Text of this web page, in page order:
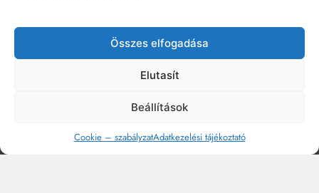
Összes elfogadása
Elutasít
Beállítások
Cookie – szabályzatAdatkezelési tájékoztató